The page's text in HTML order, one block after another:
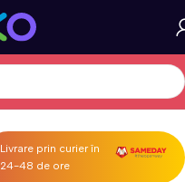
Suport si docking telefoane
Livrare prin curier în
24-48 de ore